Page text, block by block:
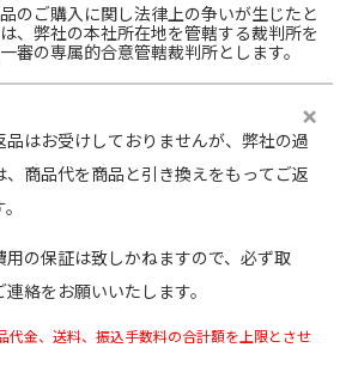
のご購入に関し法律上の争いが生じたと
、弊社の本社所在地を管轄する裁判所を
審の専属的合意管轄裁判所とします。
はお受けしておりませんが、弊社の過
商品代を商品と引き換えをもってご返
の保証は致しかねますので、必ず取
絡をお願いいたします。
金、送料、振込手数料の合計額を上限とさせ